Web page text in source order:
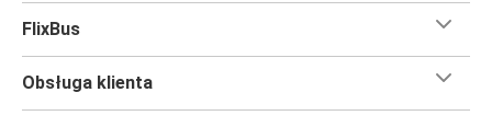
FlixBus
Obsługa klienta